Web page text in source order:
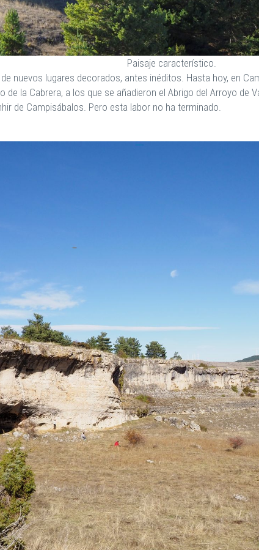
Paisaje característico.
nuevos lugares decorados, antes inéditos. Hasta hoy, en
de la Cabrera, a los que se añadieron el Abrigo del Arroyo de
de Campisábalos. Pero esta labor no ha terminado.